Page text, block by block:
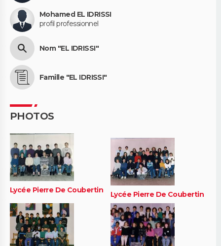
Mohamed EL IDRISSI
profil professionnel
Nom "EL IDRISSI"
Famille "EL IDRISSI"
PHOTOS
Lycée Pierre De Coubertin Lycée Pierre De Coubertin